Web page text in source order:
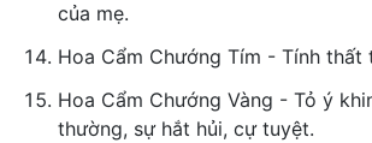
của mẹ.
Hoa Cẩm Chướng Tím - Tính thất
Hoa Cẩm Chướng Vàng - Tỏ ý
thường, sự hắt hủi, cự tuyệt.